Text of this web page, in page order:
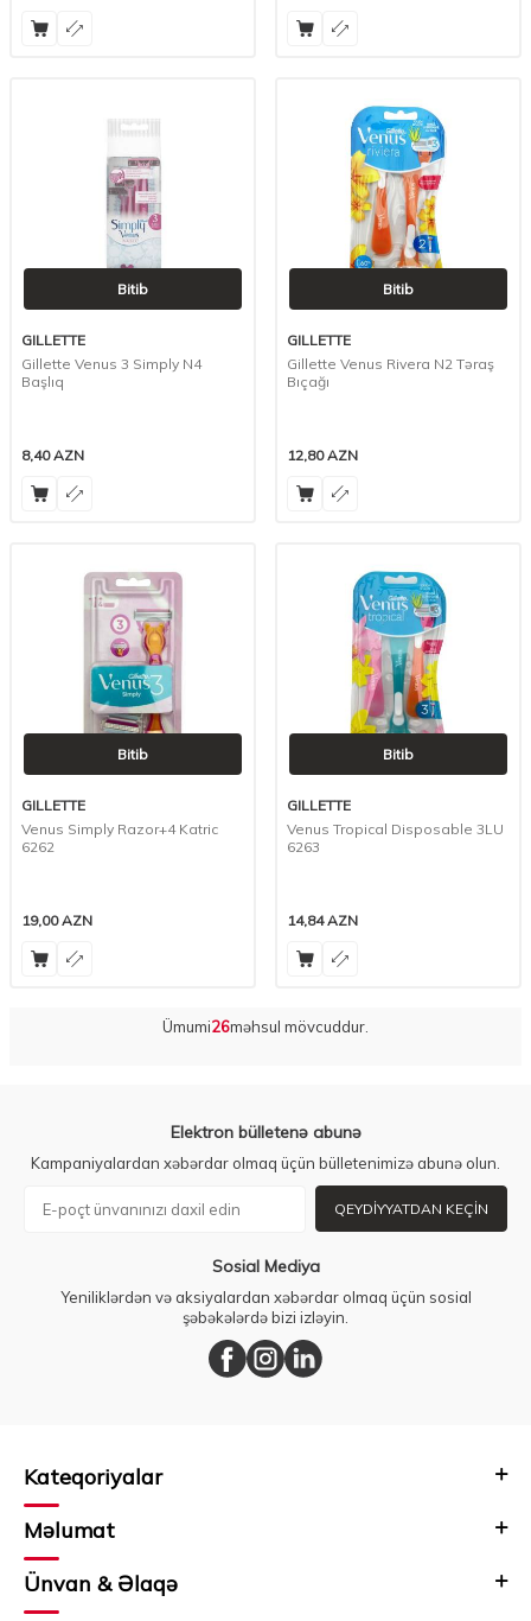
Bitib
GILLETTE
Gillette Venus 3 Simply N4
Başlıq
8,40AZN
Bitib
GILLETTE
Gillette Venus Rivera N2 Təraş
Bıçağı
12,80AZN
Bitib
GILLETTE
Venus Simply Razor+4 Katric
6262
19,00AZN
Bitib
GILLETTE
Venus Tropical Disposable 3LU
6263
14,84AZN
Ümumi26məhsul mövcuddur.
Elektron bülletenə abunə
Kampaniyalardan xəbərdar olmaq üçün bülletenimizə abunə olun.
QEYDIYYATDAN KEÇIN
Sosial Mediya
Yeniliklərdən və aksiyalardan xəbərdar olmaq üçün sosial
şəbəkələrdə bizi izləyin.
Kateqoriyalar
Məlumat
Ünvan & Əlaqə